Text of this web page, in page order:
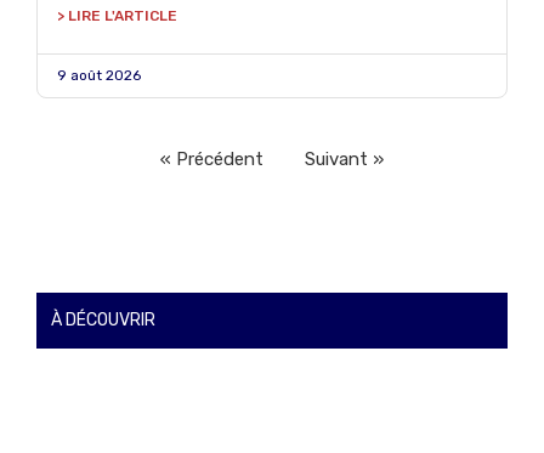
> LIRE L'ARTICLE
9 août 2026
« Précédent Suivant »
À DÉCOUVRIR